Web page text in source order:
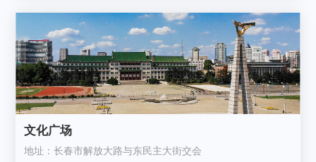
文化广场
地址：长春市解放大路与东民主大街交会